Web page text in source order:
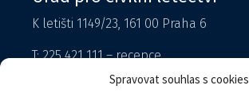
Spravovat souhlas s cookies
K letišti 1149/23, 161 00 Praha 6
T: 225 421 111 – recepce